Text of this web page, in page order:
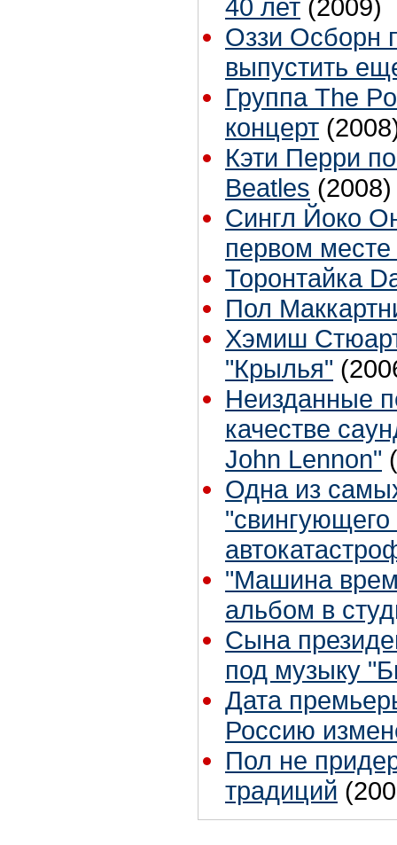
40 лет (2009)
Оззи Осборн
выпустить
Группа The
концерт
Кэти Перри
Beatles (2008)
Сингл Йоко
первом
Торонтайка
Пол
Хэмиш
"Крылья"
Неизданные
качестве
John Lennon"
Одна из
"Машина
альбом в
Сына
под музыку
Дата
Россию
Пол не
традиций